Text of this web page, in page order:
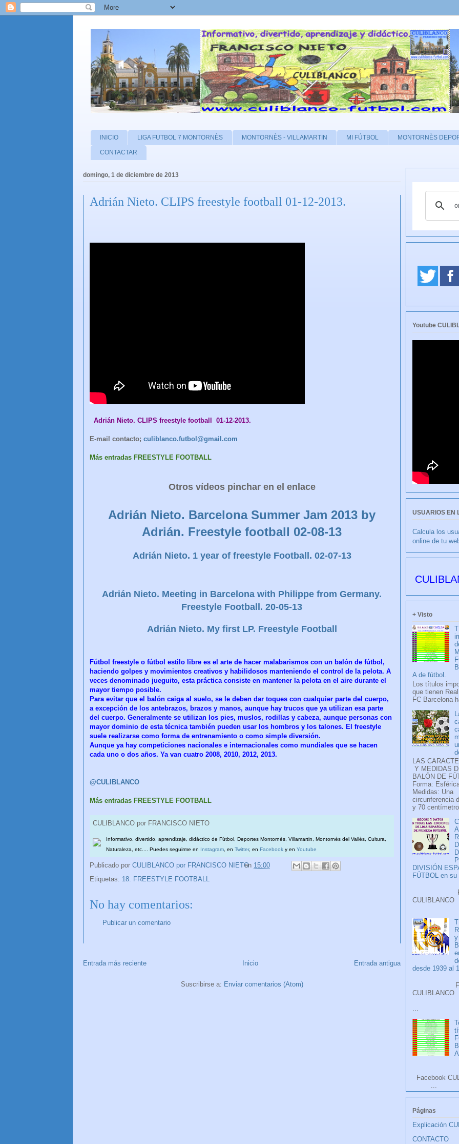
INICIO LIGA FUTBOL 7 MONTORNÈS MONTORNÈS - VILLAMARTIN MI FÚTBOL MONTORNÈS
CONTACTAR
domingo, 1 de diciembre de 2013
Adrián Nieto. CLIPS freestyle football 01-12-2013.
Adrián Nieto. CLIPS freestyle football 01-12-2013.
E-mail contacto; culiblanco.futbol@gmail.com
Más entradas FREESTYLE FOOTBALL
Otros vídeos pinchar en el enlace
Adrián Nieto. Barcelona Summer Jam 2013 by
Adrián. Freestyle football 02-08-13
Adrián Nieto. 1 year of freestyle Football. 02-07-13
Adrián Nieto. Meeting in Barcelona with Philippe from Germany.
Freestyle Football. 20-05-13
Adrián Nieto. My first LP. Freestyle Football
Fútbol freestyle o fútbol estilo libre es el arte de hacer malabarismos con un balón de fútbol,
haciendo golpes y movimientos creativos y habilidosos manteniendo el control de la pelota. A
veces denominado jueguito, esta práctica consiste en mantener la pelota en el aire durante el
mayor tiempo posible.
Para evitar que el balón caiga al suelo, se le deben dar toques con cualquier parte del cuerpo,
a excepción de los antebrazos, brazos y manos, aunque hay trucos que ya utilizan esa parte
del cuerpo. Generalmente se utilizan los pies, muslos, rodillas y cabeza, aunque personas con
mayor dominio de esta técnica también pueden usar los hombros y los talones. El freestyle
suele realizarse como forma de entrenamiento o como simple diversión.
Aunque ya hay competiciones nacionales e internacionales como mundiales que se hacen
cada uno o dos años. Ya van cuatro 2008, 2010, 2012, 2013.
@CULIBLANCO
Más entradas FREESTYLE FOOTBALL
CULIBLANCO por FRANCISCO NIETO
Informativo, divertido, aprendizaje, didáctico de Fútbol, Deportes Montornès, Villamartin, Montornès del Vallès, Cultura,
Naturaleza, etc.... Puedes seguirme en
Instagram, en Twitter, en Facebook y en Youtube
Publicado por CULIBLANCO por FRANCISCO NIETO
en 15:00
Etiquetas: 18. FREESTYLE FOOTBALL
No hay comentarios:
Publicar un comentario
Entrada más reciente Entrada antigua
Inicio
Suscribirse a: Enviar comentarios (Atom)
Youtube
USUARIOS EN
Calcula los
online de tu
CULIBLANCO
+ Visto
A de fútbol.
Los títulos
que tienen
FC Barcelona
LAS
Y MEDIDAS
BALÓN DE
Forma:
Medidas: Una
circunferencia
y 70
DIVISIÓN
FÚTBOL en su
y
desde 1939 al
Facebook
...
Páginas
Explicación
CONTACTO